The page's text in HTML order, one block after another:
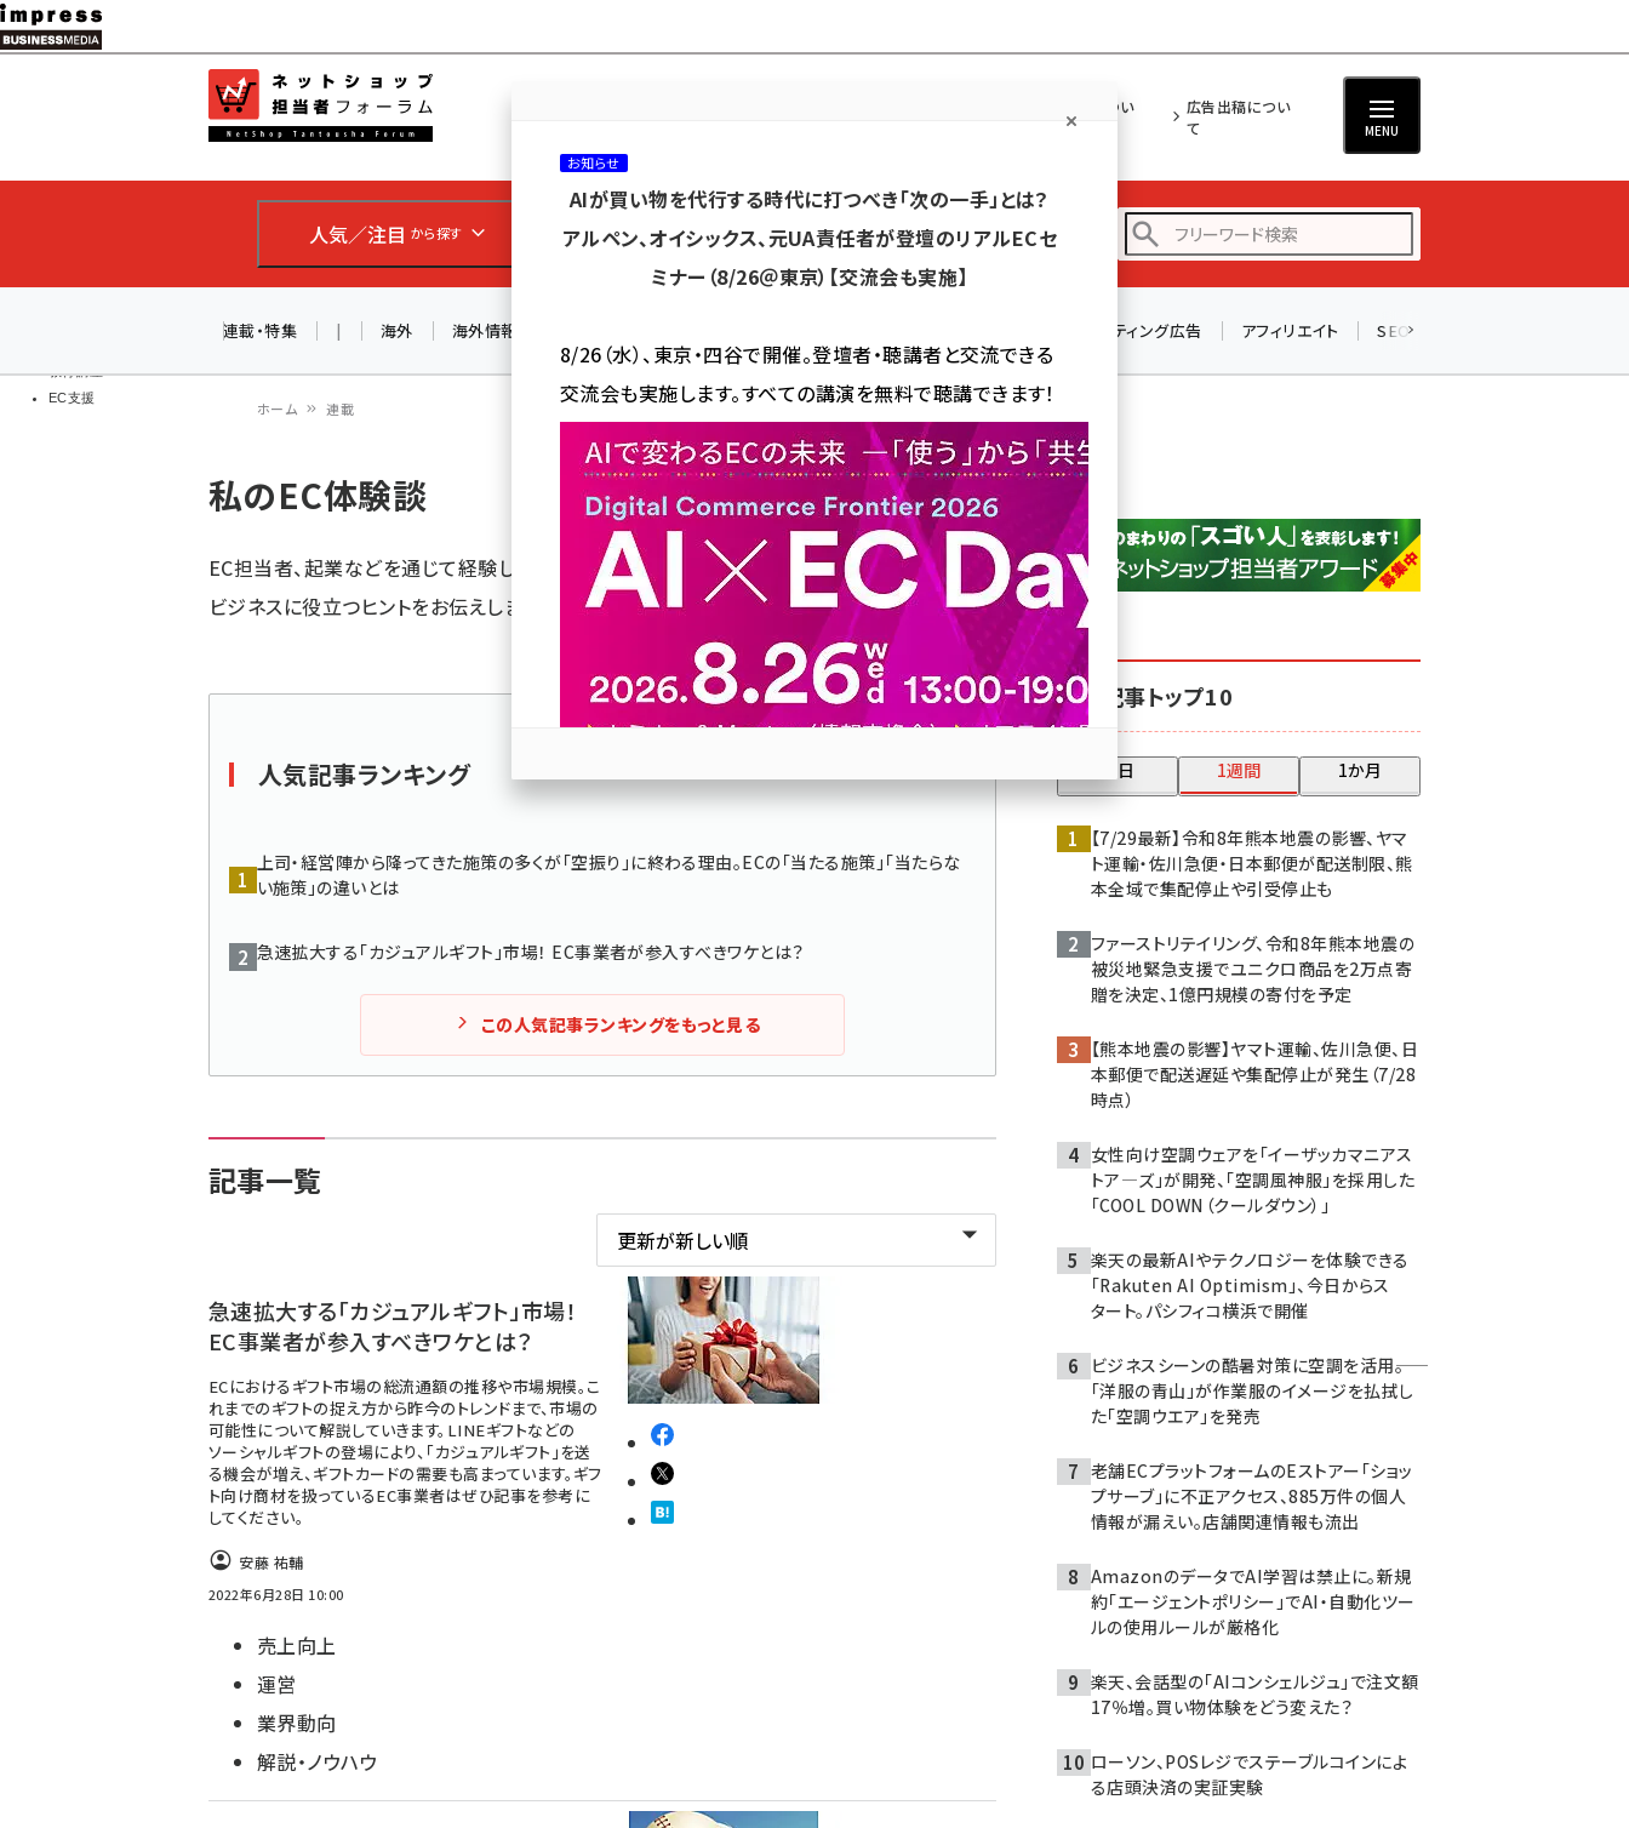
メ
イ
ン
ツ
移
教育講座
EC支援
ネッ担につい
広告出稿につい
て
MENU
人気／注目 から探す カテゴリ／種別 から探す セミナー／イベント から探す
アスクル (1119)
base (1075)
連載・特集 | 海外 海外情報 リスティング広告 アフィリエイト SEO
ン
く
ず
ホーム 連載
私のEC体験談
EC担当者、起業などを通じて経験したECビジネスの“あるある話”などを通じて、皆さんの
ビジネスに役立つヒントをお伝えします
人気記事ランキング
上司・経営陣から降ってきた施策の多くが「空振り」に終わる理由。ECの「当たる施策」「当たらな
い施策」の違いとは
急速拡大する「カジュアルギフト」市場！ EC事業者が参入すべきワケとは？
この人気記事ランキングをもっと見る
記事一覧
急速拡大する「カジュアルギフト」市場！
EC事業者が参入すべきワケとは？
ECにおけるギフト市場の総流通額の推移や市場規模。こ
れまでのギフトの捉え方から昨今のトレンドまで、市場の
可能性について解説していきます。LINEギフトなどの
ソーシャルギフトの登場により、「カジュアルギフト」を送
る機会が増え、ギフトカードの需要も高まっています。ギフ
ト向け商材を扱っているEC事業者はぜひ記事を参考に
してください。
安藤 祐輔
2022年6月28日 10:00
売上向上
運営
業界動向
解説・ノウハウ
人気記事トップ10
昨日 1週間 1か月
【7/29最新】令和8年熊本地震の影響、ヤマ
ト運輸・佐川急便・日本郵便が配送制限、熊
本全域で集配停止や引受停止も
ファーストリテイリング、令和8年熊本地震の
被災地緊急支援でユニクロ商品を2万点寄
贈を決定、1億円規模の寄付を予定
【熊本地震の影響】ヤマト運輸、佐川急便、日
本郵便で配送遅延や集配停止が発生（7/28
時点）
女性向け空調ウェアを「イーザッカマニアス
トア―ズ」が開発、「空調風神服」を採用した
「COOL DOWN（クールダウン）」
楽天の最新AIやテクノロジーを体験できる
「Rakuten AI Optimism」、今日からス
タート。パシフィコ横浜で開催
ビジネスシーンの酷暑対策に空調を活用――。
「洋服の青山」が作業服のイメージを払拭し
た「空調ウエア」を発売
老舗ECプラットフォームのEストアー「ショッ
プサーブ」に不正アクセス、885万件の個人
情報が漏えい。店舗関連情報も流出
AmazonのデータでAI学習は禁止に。新規
約「エージェントポリシー」でAI・自動化ツー
ルの使用ルールが厳格化
楽天、会話型の「AIコンシェルジュ」で注文額
17％増。買い物体験をどう変えた？
ローソン、POSレジでステーブルコインによ
る店頭決済の実証実験
お知らせ
AIが買い物を代行する時代に打つべき「次の一手」とは？
アルペン、オイシックス、元UA責任者が登壇のリアルECセ
ミナー（8/26＠東京）【交流会も実施】
8/26（水）、東京・四谷で開催。登壇者・聴講者と交流できる
交流会も実施します。すべての講演を無料で聴講できます！